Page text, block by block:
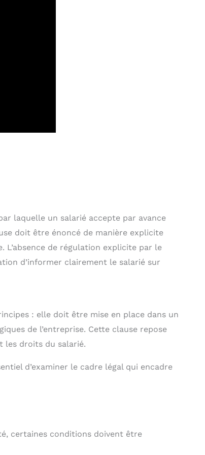
laquelle un salarié accepte par avance
doit être énoncé de manière explicite
de régulation explicite par le
d’informer clairement le salarié sur
: elle doit être mise en place dans un
de l’entreprise. Cette clause repose
les droits du salarié.
d’examiner le cadre légal qui encadre
certaines conditions doivent être